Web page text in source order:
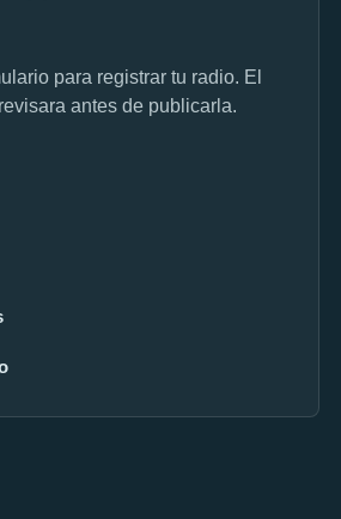
para registrar tu radio. El
antes de publicarla.